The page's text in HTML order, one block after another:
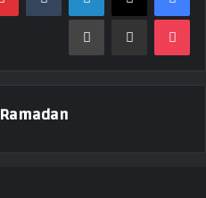
‫Pocket مشاركة عبر البريد طباعة